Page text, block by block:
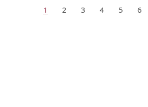
1 2 3 4 5 6